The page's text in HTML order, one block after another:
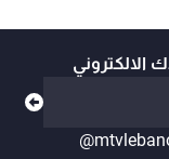
الالكتروني